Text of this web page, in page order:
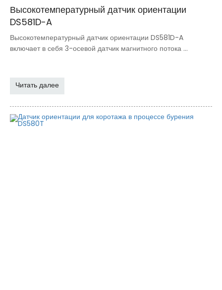
Высокотемпературный датчик ориентации
DS581D-A
Высокотемпературный датчик ориентации DS581D-A
включает в себя 3-осевой датчик магнитного потока ...
Читать далее